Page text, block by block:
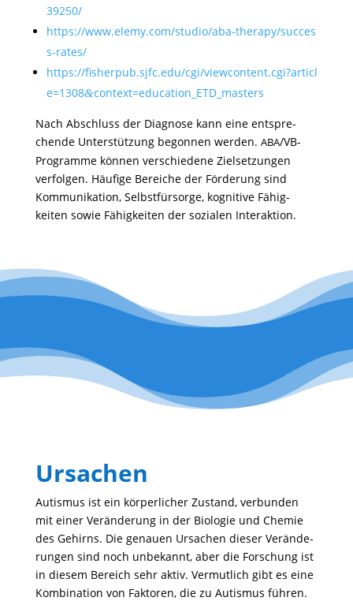
3​9​2​50/
https://​www​.elemy​.com/​s​t​u​d​i​o​/​a​b​a​-​t​h​e​r​a​p​y​/​s​u​c​c​e​s​
s​-​r​a​t​es/
https://​fisherpub​.sjfc​.edu/​c​g​i​/​v​i​e​w​c​o​n​t​e​n​t​.​c​g​i​?​a​r​t​i​c​l​
e​=​1​3​0​8​&​c​o​n​t​e​x​t​=​e​d​u​c​a​t​i​o​n​_​E​T​D​_​m​a​s​t​ers
Nach Abschluss der Diagnose kann eine entspre­
chende Unter­stüt­zung begonnen werden. ABA/VB-
Programme können verschie­dene Ziel­set­zungen
verfolgen. Häufige Bereiche der Förde­rung sind
Kommu­ni­ka­tion, Selbst­für­sorge, kogni­tive Fähig­
keiten sowie Fähig­keiten der sozialen Interaktion.
Ursachen
Autismus ist ein körper­li­cher Zustand, verbunden
mit einer Verän­de­rung in der Biologie und Chemie
des Gehirns. Die genauen Ursa­chen dieser Verän­de­
rungen sind noch unbe­kannt, aber die Forschung ist
in diesem Bereich sehr aktiv. Vermut­lich gibt es eine
Kombi­na­tion von Faktoren, die zu Autismus führen.